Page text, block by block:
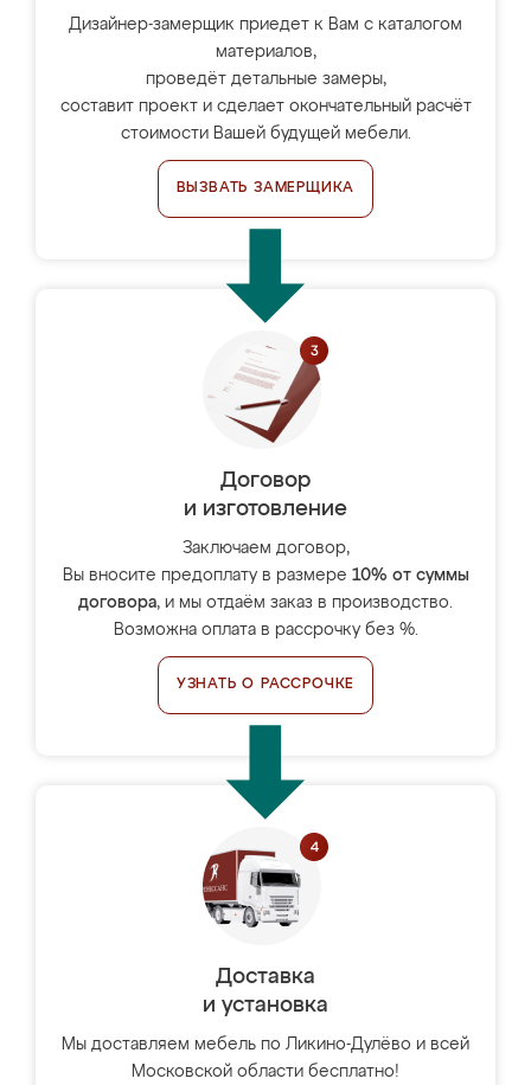
Дизайнер-замерщик приедет к Вам с каталогом
материалов,
проведёт детальные замеры,
составит проект и сделает окончательный расчёт
стоимости Вашей будущей мебели.
ВЫЗВАТЬ ЗАМЕРЩИКА
Договор
и изготовление
Заключаем договор,
Вы вносите предоплату в размере 10% от суммы
договора, и мы отдаём заказ в производство.
Возможна оплата в рассрочку без %.
УЗНАТЬ О РАССРОЧКЕ
Доставка
и установка
Мы доставляем мебель по Ликино-Дулёво и всей
Московской области бесплатно!